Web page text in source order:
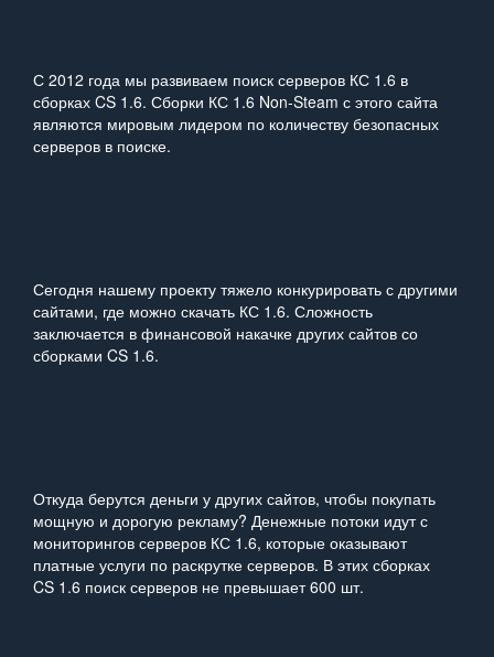
С 2012 года мы развиваем поиск серверов КС 1.6 в
сборках CS 1.6. Сборки КС 1.6 Non‑Steam с этого сайта
являются мировым лидером по количеству безопасных
серверов в поиске.
Сегодня нашему проекту тяжело конкурировать с другими
сайтами, где можно скачать КС 1.6. Сложность
заключается в финансовой накачке других сайтов со
сборками CS 1.6.
Откуда берутся деньги у других сайтов, чтобы покупать
мощную и дорогую рекламу? Денежные потоки идут с
мониторингов серверов КС 1.6, которые оказывают
платные услуги по раскрутке серверов. В этих сборках
CS 1.6 поиск серверов не превышает 600 шт.